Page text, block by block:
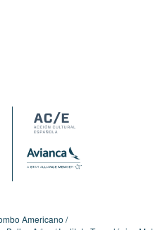
Americano